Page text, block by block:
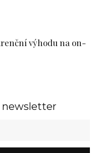
výhodu na on-
newsletter